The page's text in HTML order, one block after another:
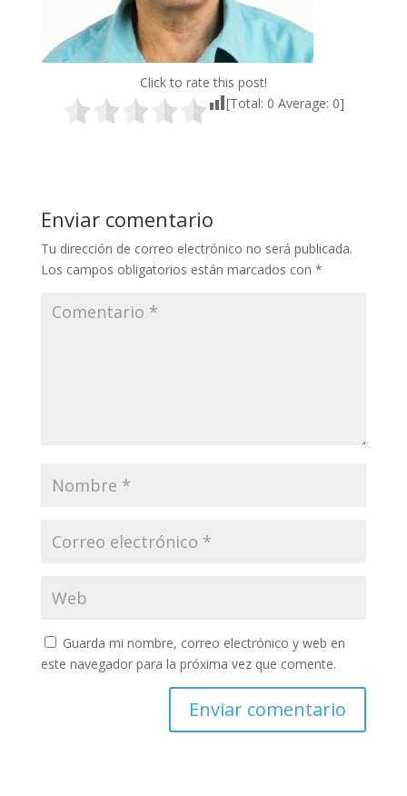
Click to rate this post!
[Total: 0 Average: 0]
Enviar comentario
Tu dirección de correo electrónico no será publicada.
Los campos obligatorios están marcados con *
Guarda mi nombre, correo electrónico y web en
este navegador para la próxima vez que comente.